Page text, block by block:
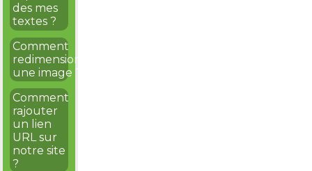
des mes
textes ?
Comment
redimensionner
une image ?
Comment
rajouter
un lien
URL sur
notre site
?